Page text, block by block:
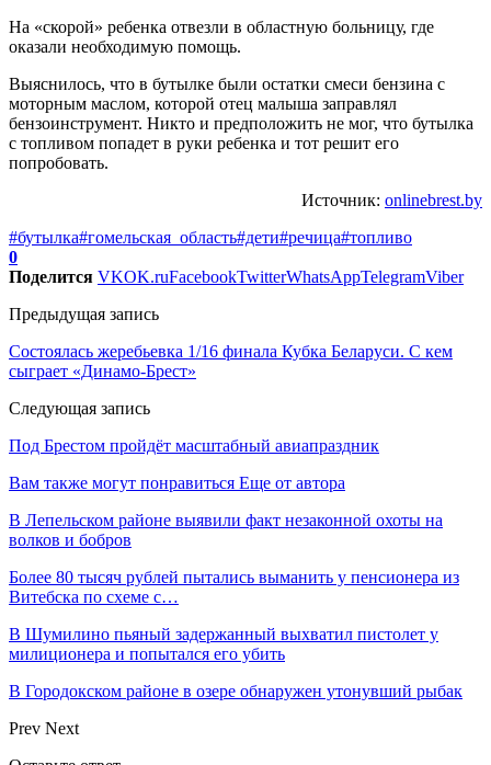
На «скорой» ребенка отвезли в областную больницу, где
оказали необходимую помощь.
Выяснилось, что в бутылке были остатки смеси бензина с
моторным маслом, которой отец малыша заправлял
бензоинструмент. Никто и предположить не мог, что бутылка
с топливом попадет в руки ребенка и тот решит его
попробовать.
Источник: onlinebrest.by
#бутылка#гомельская_область#дети#речица#топливо
0
Поделится VKOK.ruFacebookTwitterWhatsAppTelegramViber
Предыдущая запись
Состоялась жеребьевка 1/16 финала Кубка Беларуси. С кем
сыграет «Динамо-Брест»
Следующая запись
Под Брестом пройдёт масштабный авиапраздник
Вам также могут понравиться Еще от автора
В Лепельском районе выявили факт незаконной охоты на
волков и бобров
Более 80 тысяч рублей пытались выманить у пенсионера из
Витебска по схеме с…
В Шумилино пьяный задержанный выхватил пистолет у
милиционера и попытался его убить
В Городокском районе в озере обнаружен утонувший рыбак
Prev Next